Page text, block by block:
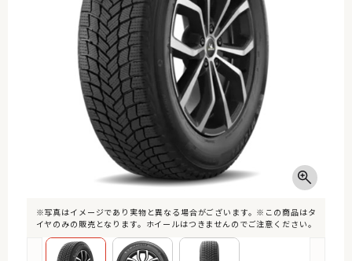
※写真はイメージであり実物と異なる場合がございます。※この商品はタ
イヤのみの販売となります。ホイールはつきませんのでご注意ください。